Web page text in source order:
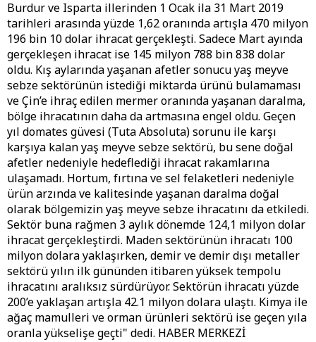
Burdur ve Isparta illerinden 1 Ocak ila 31 Mart 2019
tarihleri arasında yüzde 1,62 oranında artışla 470 milyon
196 bin 10 dolar ihracat gerçekleşti. Sadece Mart ayında
gerçekleşen ihracat ise 145 milyon 788 bin 838 dolar
oldu. Kış aylarında yaşanan afetler sonucu yaş meyve
sebze sektörünün istediği miktarda ürünü bulamaması
ve Çin’e ihraç edilen mermer oranında yaşanan daralma,
bölge ihracatının daha da artmasına engel oldu. Geçen
yıl domates güvesi (Tuta Absoluta) sorunu ile karşı
karşıya kalan yaş meyve sebze sektörü, bu sene doğal
afetler nedeniyle hedeflediği ihracat rakamlarına
ulaşamadı. Hortum, fırtına ve sel felaketleri nedeniyle
ürün arzında ve kalitesinde yaşanan daralma doğal
olarak bölgemizin yaş meyve sebze ihracatını da etkiledi.
Sektör buna rağmen 3 aylık dönemde 124,1 milyon dolar
ihracat gerçekleştirdi. Maden sektörünün ihracatı 100
milyon dolara yaklaşırken, demir ve demir dışı metaller
sektörü yılın ilk gününden itibaren yüksek tempolu
ihracatını aralıksız sürdürüyor. Sektörün ihracatı yüzde
200’e yaklaşan artışla 42.1 milyon dolara ulaştı. Kimya ile
ağaç mamulleri ve orman ürünleri sektörü ise geçen yıla
oranla yükselişe geçti" dedi. HABER MERKEZİ